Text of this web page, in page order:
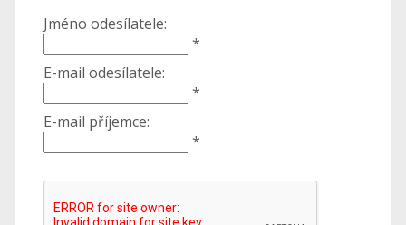
Jméno odesílatele:
*
E-mail odesílatele:
*
E-mail příjemce:
*